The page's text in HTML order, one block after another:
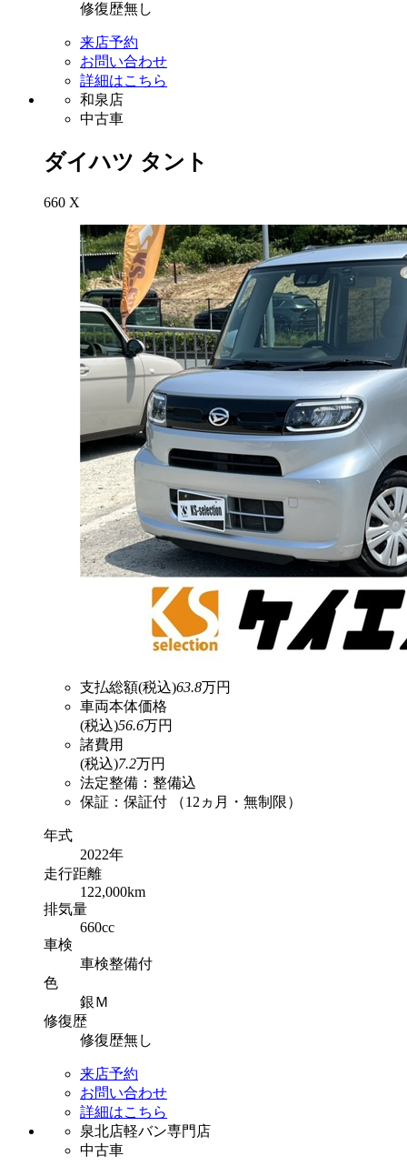
修復歴無し
来店予約
お問い合わせ
詳細はこちら
和泉店
中古車
ダイハツ タント
660 X
支払総額(税込)63.8万円
車両本体価格
(税込)56.6万円
諸費用
(税込)7.2万円
法定整備：整備込
保証：保証付 （12ヵ月・無制限）
年式
2022年
走行距離
122,000km
排気量
660cc
車検
車検整備付
色
銀Ｍ
修復歴
修復歴無し
来店予約
お問い合わせ
詳細はこちら
泉北店軽バン専門店
中古車